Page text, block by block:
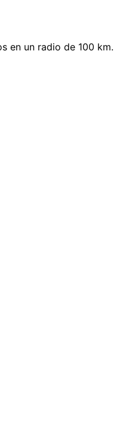
en un radio de 100 km.